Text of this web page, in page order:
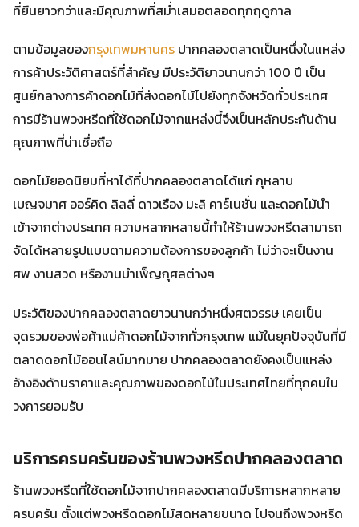
ที่ยืนยาวกว่าและมีคุณภาพที่สม่ำเสมอตลอดทุกฤดูกาล
ตามข้อมูลของกรุงเทพมหานคร ปากคลองตลาดเป็นหนึ่งในแหล่ง
การค้าประวัติศาสตร์ที่สำคัญ มีประวัติยาวนานกว่า 100 ปี เป็น
ศูนย์กลางการค้าดอกไม้ที่ส่งดอกไม้ไปยังทุกจังหวัดทั่วประเทศ
การมีร้านพวงหรีดที่ใช้ดอกไม้จากแหล่งนี้จึงเป็นหลักประกันด้าน
คุณภาพที่น่าเชื่อถือ
ดอกไม้ยอดนิยมที่หาได้ที่ปากคลองตลาดได้แก่ กุหลาบ
เบญจมาศ ออร์คิด ลิลลี่ ดาวเรือง มะลิ คาร์เนชั่น และดอกไม้นำ
เข้าจากต่างประเทศ ความหลากหลายนี้ทำให้ร้านพวงหรีดสามารถ
จัดได้หลายรูปแบบตามความต้องการของลูกค้า ไม่ว่าจะเป็นงาน
ศพ งานสวด หรืองานบำเพ็ญกุศลต่างๆ
ประวัติของปากคลองตลาดยาวนานกว่าหนึ่งศตวรรษ เคยเป็น
จุดรวมของพ่อค้าแม่ค้าดอกไม้จากทั่วกรุงเทพ แม้ในยุคปัจจุบันที่มี
ตลาดดอกไม้ออนไลน์มากมาย ปากคลองตลาดยังคงเป็นแหล่ง
อ้างอิงด้านราคาและคุณภาพของดอกไม้ในประเทศไทยที่ทุกคนใน
วงการยอมรับ
บริการครบครันของร้านพวงหรีดปากคลองตลาด
ร้านพวงหรีดที่ใช้ดอกไม้จากปากคลองตลาดมีบริการหลากหลาย
ครบครัน ตั้งแต่พวงหรีดดอกไม้สดหลายขนาด ไปจนถึงพวงหรีด